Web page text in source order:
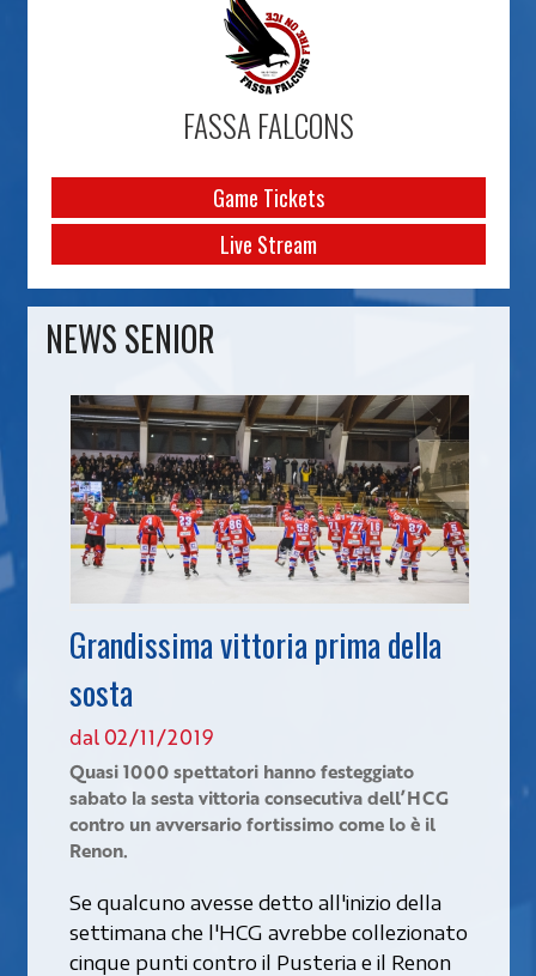
FASSA FALCONS
Game Tickets
Live Stream
NEWS SENIOR
Grandissima vittoria prima della
sosta
dal 02/11/2019
Quasi 1000 spettatori hanno festeggiato
sabato la sesta vittoria consecutiva dell’HCG
contro un avversario fortissimo come lo è il
Renon.
Se qualcuno avesse detto all'inizio della
settimana che l'HCG avrebbe collezionato
cinque punti contro il Pusteria e il Renon